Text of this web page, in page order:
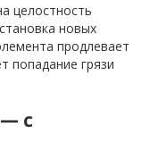
целостность
новых
продлевает
попадание грязи
с